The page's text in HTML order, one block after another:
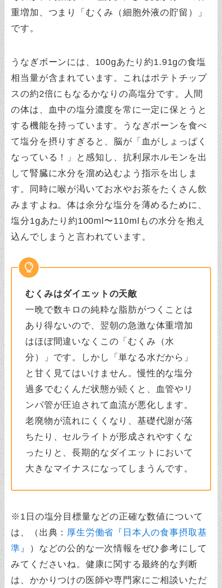
重増加、つまり「むくみ（細胞外液の貯留）」
です。
うなぎボーンには、100gあたり約1.91gの食塩
相当量が含まれています。これはポテトチップ
スの約2倍にもなるかなりの高塩分です。人間
の体は、血中の塩分濃度を常に一定に保とうと
する機能を持っています。うなぎボーンを食べ
て塩分を摂りすぎると、脳が「血がしょっぱく
なっている！」と感知し、抗利尿ホルモンを出
して腎臓に水分を溜め込むよう指示を出しま
す。同時に喉が渇いてお水やお茶をたくさん飲
みますよね。体は余分な塩分を薄めるために、
塩分1gあたり約100ml〜110mlもの水分を抱え
込んでしまうと言われています。
むくみはダイエットの天敵
一晩で数キロの純粋な脂肪がつくことは
あり得ないので、翌朝の急激な体重増加
はほぼ間違いなくこの「むくみ（水
分）」です。しかし「単なる水だから」
と甘く見てはいけません。慢性的な塩分
過多でむくんだ状態が続くと、血管やリ
ンパ管が圧迫されて血流が悪化します。
老廃物が流れにくくなり、基礎代謝が落
ちたり、セルライトが形成されやすくな
ったりと、長期的なダイエットにおいて
大きなマイナスになってしまうんです。
※1日の塩分目標量などの正確な数値について
は、（出典： 厚生労働省『日本人の食事摂取基
準』
）などの公的な一次情報をぜひ参考にして
みてくださいね。健康に関する最終的な判断
は、かかりつけの医師や専門家にご相談いただ